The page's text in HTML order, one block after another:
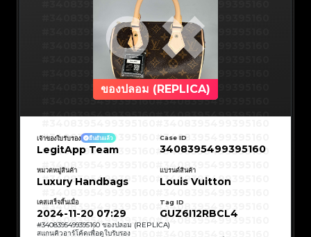
#3066123689299189
#3066123689299189
#3066123689299189#3066123689299189
#3066123689299189#3066123689299189
#3066123689299189#3066123689299189
#3066123689299189#3066123689299189
#3066123689299189#3066123689299189
#3066123689299189#3066123689299189
#3066123689299189#3066123689299189
#3066123689299189
#3066123689299189
#3066123689299189
#3066123689299189
#3066123689299189
#3066123689299189
#3066123689299189
#3066123689299189
#3066123689299189
#3066123689299189
#3066123689299189
#3066123689299189#3066123689299189
#3066123689299189
#3066123689299189
#3066123689299189
#3066123689299189
#3066123689299189#3066123689299189
#3066123689299189#3066123689299189
#3066123689299189#3066123689299189
#3066123689299189#3066123689299189
#3066123689299189#3066123689299189
#3066123689299189#3066123689299189
#3066123689299189#3066123689299189
#3066123689299189
#3066123689299189
#3066123689299189
#3066123689299189
#3066123689299189
#3066123689299189
#3066123689299189
#3066123689299189
#3066123689299189
#3066123689299189
#3066123689299189
#3066123689299189
#3066123689299189#3066123689299189
#3408395499395160
#3408395499395160
#3408395499395160
#3408395499395160
#3408395499395160#3408395499395160
#3408395499395160#3408395499395160
#3408395499395160#3408395499395160
#3408395499395160#3408395499395160
#3408395499395160#3408395499395160
#3408395499395160#3408395499395160
#3408395499395160#3408395499395160
#3408395499395160
#3408395499395160
#3408395499395160
#3408395499395160
#3408395499395160
#3408395499395160
#3408395499395160
#3408395499395160
#3408395499395160
#3408395499395160
#3408395499395160
#3408395499395160
#3408395499395160#3408395499395160
ของปลอม (REPLICA)
#3408395499395160
#3408395499395160
#3408395499395160
#3408395499395160
#3408395499395160
#3408395499395160
#3408395499395160
#3408395499395160
#3408395499395160
#3408395499395160
#3408395499395160 #3408395499395160
#3408395499395160
#3408395499395160
เจ้าของใบรับรอง ยืนยันแล้ว
LegitApp Team
Case ID
3408395499395160
หมวดหมู่สินค้า
Luxury Handbags
แบรนด์สินค้า
Louis Vuitton
เคสเสร็จสิ้นเมื่อ
2024-11-20 07:29
Tag ID
GUZ6I12RBCL4
#3408395499395160 ของปลอม (REPLICA)
สแกนคิวอาร์โค้ดเพื่อดูใบรับรอง